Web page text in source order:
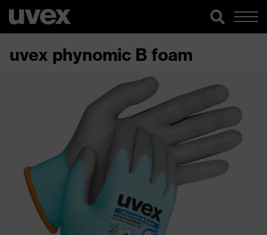
uvex phynomic B foam